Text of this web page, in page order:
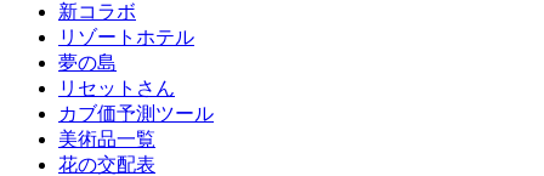
新コラボ
リゾートホテル
夢の島
リセットさん
カブ価予測ツール
美術品一覧
花の交配表